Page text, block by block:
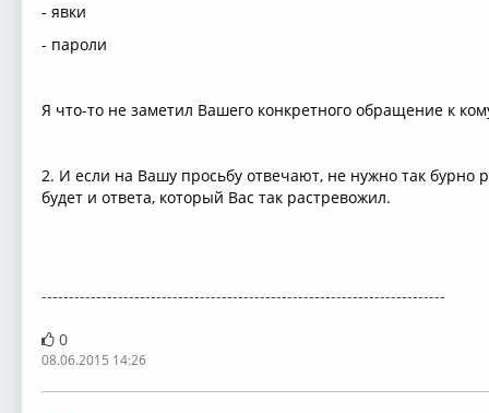
- явки
- пароли
Я что-то не заметил Вашего конкретного обращение к
2. И если на Вашу просьбу отвечают, не нужно так бурно
будет и ответа, который Вас так растревожил.
--------------------------------------------------------------------------
0
08.06.2015 14:26